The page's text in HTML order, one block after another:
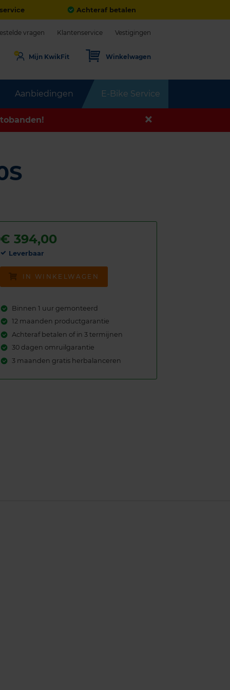
Achteraf betalen
Aanbiedingen E-Bike Service
vragen Klantenservice Vestigingen
Mijn KwikFit Winkelwagen
€394,00
Leverbaar
IN WINKELWAGEN
Binnen 1 uur gemonteerd
12 maanden productgarantie
Achteraf betalen of in 3 termijnen
30 dagen omruilgarantie
3 maanden gratis herbalanceren